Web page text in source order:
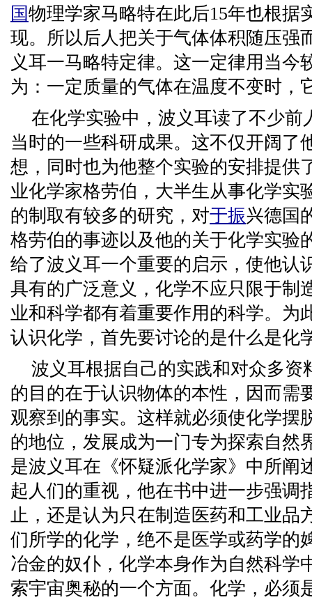
国物理学家马略特在此后15年也根据
现。所以后人把关于气体体积随压强
义耳一马略特定律。这一定律用当今
为：一定质量的气体在温度不变时，
在化学实验中，波义耳读了不少前
当时的一些科研成果。这不仅开阔了
想，同时也为他整个实验的安排提供
业化学家格劳伯，大半生从事化学实
的制取有较多的研究，对于振兴德国
格劳伯的事迹以及他的关于化学实验
给了波义耳一个重要的启示，使他认
具有的广泛意义，化学不应只限于制
业和科学都有着重要作用的科学。为
认识化学，首先要讨论的是什么是化
波义耳根据自己的实践和对众多资
的目的在于认识物体的本性，因而需
观察到的事实。这样就必须使化学摆
的地位，发展成为一门专为探索自然
是波义耳在《怀疑派化学家》中所阐
起人们的重视，他在书中进一步强调
止，还是认为只在制造医药和工业品
们所学的化学，绝不是医学或药学的
冶金的奴仆，化学本身作为自然科学
索宇宙奥秘的一个方面。化学，必须